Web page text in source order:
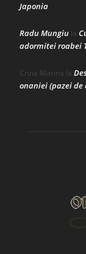
Japonia
Radu Mungiu la
adormitei roabei
Crina Marina la
onaniei (pazei de